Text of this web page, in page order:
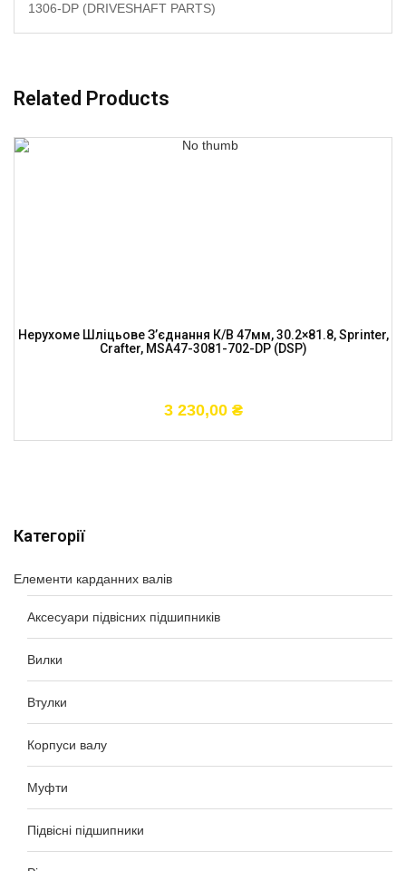
Категорії
Елементи карданних валів
Аксесуари підвісних підшипників
Вилки
Втулки
Корпуси валу
Муфти
Підвісні підшипники
1306-DP (DRIVESHAFT PARTS)
Related Products
Нерухоме Шліцьове З’єднання К/в 47мм, 30.2×81.8, Sprinter,
Crafter, MSA47-3081-702-DP (DSP)
3 230,00 ₴